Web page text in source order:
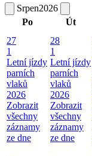
Srpen2026
Po
Út
27
1
Letní jízdy
parních
vlaků
2026
Zobrazit
všechny
záznamy
ze dne
28
1
Letní jízdy
parních
vlaků
2026
Zobrazit
všechny
záznamy
ze dne